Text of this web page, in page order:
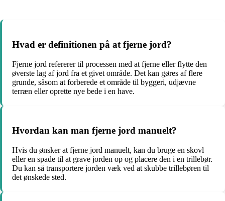
Hvad er definitionen på at fjerne jord?
Fjerne jord refererer til processen med at fjerne eller flytte den
øverste lag af jord fra et givet område. Det kan gøres af flere
grunde, såsom at forberede et område til byggeri, udjævne
terræn eller oprette nye bede i en have.
Hvordan kan man fjerne jord manuelt?
Hvis du ønsker at fjerne jord manuelt, kan du bruge en skovl
eller en spade til at grave jorden op og placere den i en trillebør.
Du kan så transportere jorden væk ved at skubbe trillebøren til
det ønskede sted.